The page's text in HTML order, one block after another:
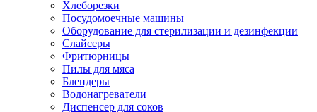
Хлеборезки
Посудомоечные машины
Оборудование для стерилизации и дезинфекции
Слайсеры
Фритюрницы
Пилы для мяса
Блендеры
Водонагреватели
Диспенсер для соков